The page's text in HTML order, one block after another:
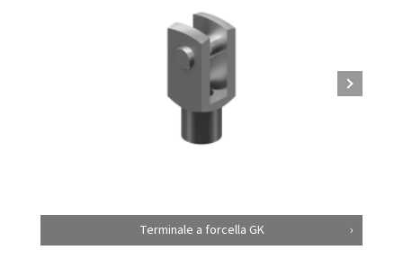
Terminale a forcella GK